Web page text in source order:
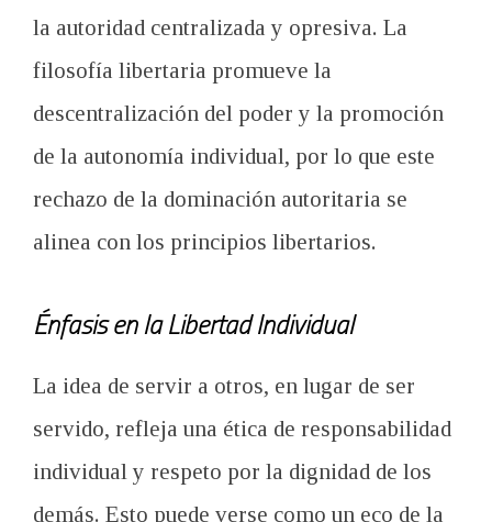
la autoridad centralizada y opresiva. La
filosofía libertaria promueve la
descentralización del poder y la promoción
de la autonomía individual, por lo que este
rechazo de la dominación autoritaria se
alinea con los principios libertarios.
Énfasis en la Libertad Individual
La idea de servir a otros, en lugar de ser
servido, refleja una ética de responsabilidad
individual y respeto por la dignidad de los
demás. Esto puede verse como un eco de la